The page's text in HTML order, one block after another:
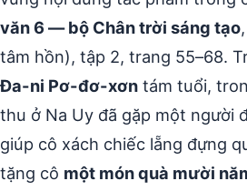
văn 6 — bộ Chân trời sáng tạo
tâm hồn), tập 2, trang 55–68.
Đa-ni Pơ-đơ-xơn tám tuổi,
thu ở Na Uy đã gặp một người
giúp cô xách chiếc lẵng đựng
tặng cô một món quà mười